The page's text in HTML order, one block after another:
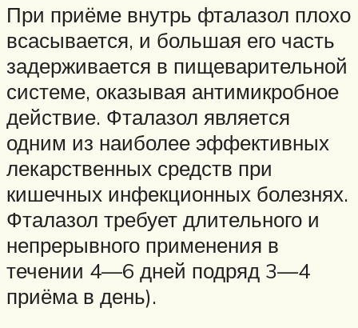
При приёме внутрь фталазол плохо
всасывается, и большая его часть
задерживается в пищеварительной
системе, оказывая антимикробное
действие. Фталазол является
одним из наиболее эффективных
лекарственных средств при
кишечных инфекционных болезнях.
Фталазол требует длительного и
непрерывного применения в
течении 4—6 дней подряд 3—4
приёма в день).